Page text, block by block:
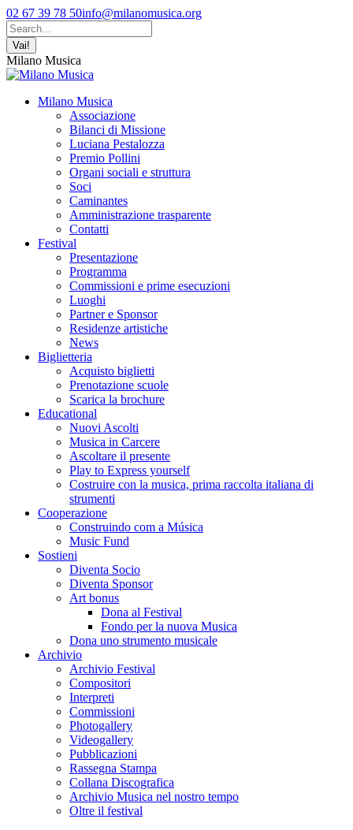
Vai
ai
contenuti
Facebook
page
opens
in
new
window
YouTube
page
opens
in
new
window
Instagram
page
opens
in
new
window
02 67 39 78 50info@milanomusica.org
Cerca:
Milano Musica
Milano Musica
Associazione
Bilanci di Missione
Luciana Pestalozza
Premio Pollini
Organi sociali e struttura
Soci
Caminantes
Amministrazione trasparente
Contatti
Festival
Presentazione
Programma
Commissioni e prime esecuzioni
Luoghi
Partner e Sponsor
Residenze artistiche
News
Biglietteria
Acquisto biglietti
Prenotazione scuole
Scarica la brochure
Educational
Nuovi Ascolti
Musica in Carcere
Ascoltare il presente
Play to Express yourself
Costruire con la musica, prima raccolta italiana di
strumenti
Cooperazione
Construindo com a Música
Music Fund
Sostieni
Diventa Socio
Diventa Sponsor
Art bonus
Dona al Festival
Fondo per la nuova Musica
Dona uno strumento musicale
Archivio
Archivio Festival
Compositori
Interpreti
Commissioni
Photogallery
Videogallery
Pubblicazioni
Rassegna Stampa
Collana Discografica
Archivio Musica nel nostro tempo
Oltre il festival